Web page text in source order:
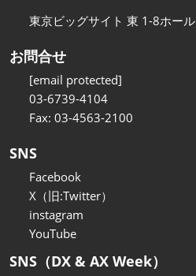
東京ビッグサイト 東 1-8ホール
お問合せ
[email protected]
03-6739-4104
Fax: 03-4563-2100
SNS
Facebook
X（旧:Twitter）
instagram
YouTube
SNS（DX & AX Week）